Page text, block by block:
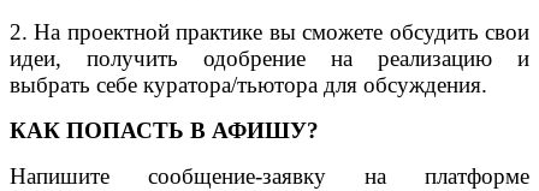
2. На проектной практике вы сможете обсудить свои
идеи, получить одобрение на реализацию и
выбрать себе куратора/тьютора для обсуждения.
КАК ПОПАСТЬ В АФИШУ?
Напишите сообщение-заявку на платформе